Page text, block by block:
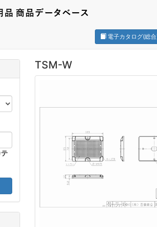
電子カタログ(総
TSM-W